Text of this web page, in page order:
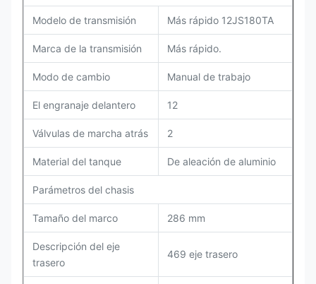
Modelo de transmisión Más rápido 12JS180TA
Marca de la transmisión Más rápido.
Modo de cambio Manual de trabajo
El engranaje delantero 12
Válvulas de marcha atrás 2
Material del tanque De aleación de aluminio
Parámetros del chasis
Tamaño del marco 286 mm
Descripción del eje
trasero
469 eje trasero